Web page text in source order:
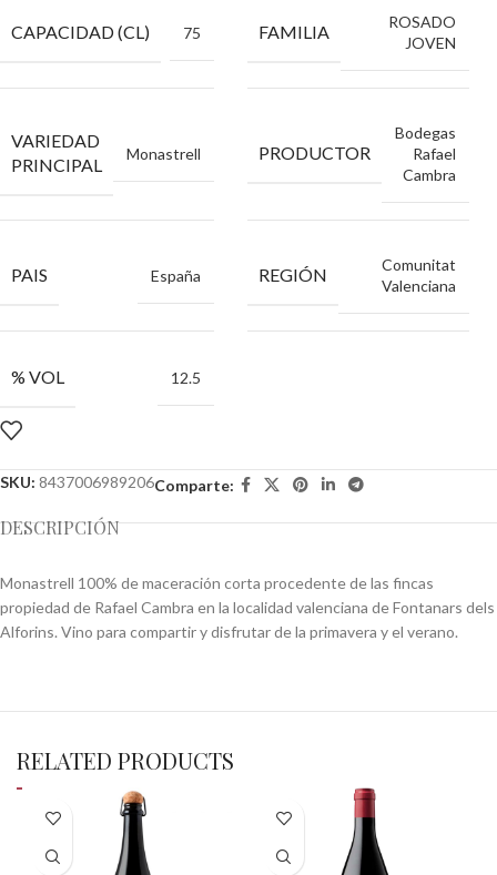
CAPACIDAD (CL) 75 FAMILIA
ROSADO
JOVEN
VARIEDAD
PRINCIPAL
Monastrell PRODUCTOR
Bodegas
Rafael
Cambra
PAIS España REGIÓN
Comunitat
Valenciana
% VOL 12.5
SKU: 8437006989206Comparte:
DESCRIPCIÓN
Monastrell 100% de maceración corta procedente de las fincas
propiedad de Rafael Cambra en la localidad valenciana de Fontanars dels
Alforins. Vino para compartir y disfrutar de la primavera y el verano.
RELATED PRODUCTS